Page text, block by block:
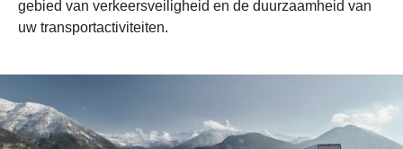
gebied van verkeersveiligheid en de duurzaamheid van
uw transportactiviteiten.